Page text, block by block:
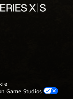
Game Studios